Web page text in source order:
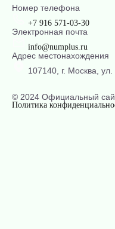
Номер телефона
+7 916 571-03-30
Электронная почта
info@numplus.ru
Адрес местонахождения
107140, г. Москва,
© 2024 Официальный
Политика